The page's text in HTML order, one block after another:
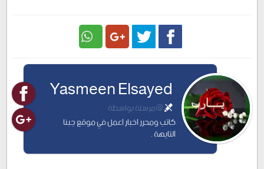
Plus
Yasmeen Elsayed
@مرسلة بواسطة
كاتب ومحرر اخبار اعمل في موقع جبنا
التايهة .